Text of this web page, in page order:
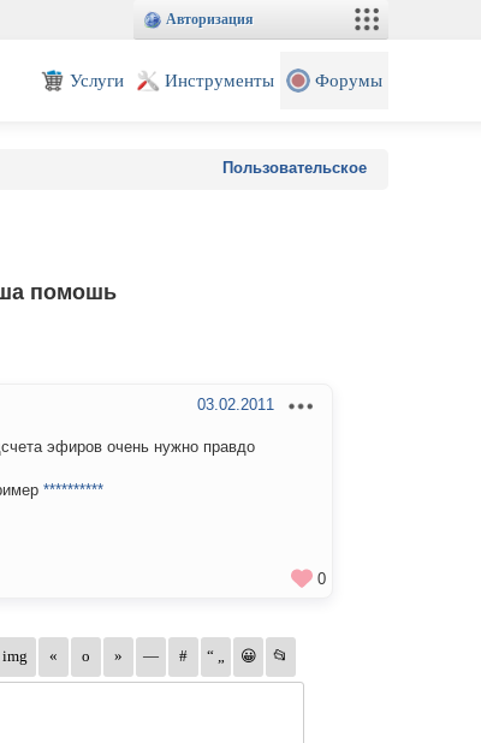
Авторизация
Услуги Инструменты Форумы
Пользовательское
помошь
03.02.2011
эфиров очень нужно правдо
**********
0